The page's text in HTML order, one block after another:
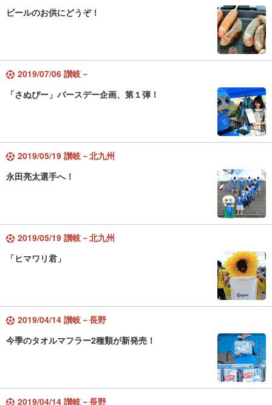
ビールのお供にどうぞ！
2019/07/06 讃岐－
「さぬぴー」バースデー企画、第１弾！
2019/05/19 讃岐－北九州
永田亮太選手へ！
2019/05/19 讃岐－北九州
「ヒマワリ君」
2019/04/14 讃岐－長野
今季のタオルマフラー2種類が新発売！
2019/04/14 讃岐－長野